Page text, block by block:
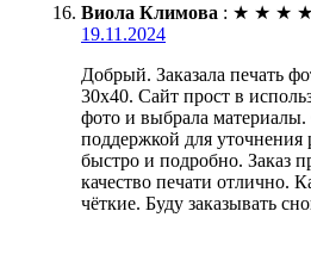
Виола Климова : ★ ★ ★ ★
19.11.2024
Добрый. Заказала печать
30х40. Сайт прост в
фото и выбрала материалы.
поддержкой для
быстро и подробно. Заказ
качество печати отлично.
чёткие. Буду заказывать